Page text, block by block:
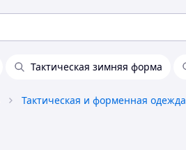
Тактическая зимняя форма
Тактическая и форменная одежда